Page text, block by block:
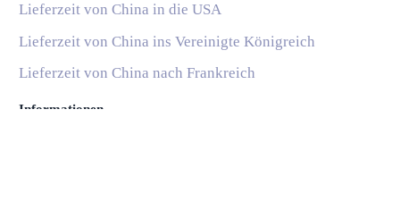
Lieferzeit von China in die USA
Lieferzeit von China ins Vereinigte Königreich
Lieferzeit von China nach Frankreich
Informationen